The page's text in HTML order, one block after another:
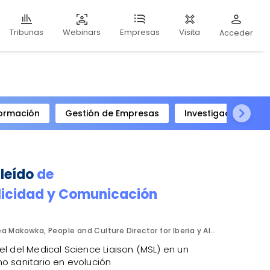
Tribunas Webinars Empresas Visita Acceder
Gestión de Empresas
Investigación
leídode
y Comunicación
Bea Makowka, People and Culture Director for Iberia y Alberto Municio, Talent Seach Solutions Lead for Iberia. Inizio Engage.
del Medical Science Liaison (MSL) en un
sanitario en evolución